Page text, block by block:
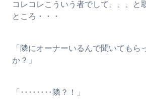
コレコレこういう者でして。。。と
ところ・・・
「隣にオーナーいるんで聞いてもら
か？」
「‥‥‥‥隣？！」